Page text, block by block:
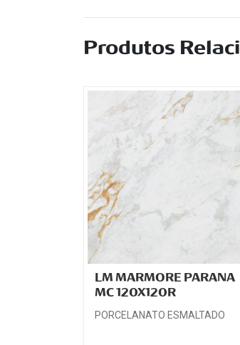
Produtos
LM MARMORE PARANA
MC 120X120R
PORCELANATO ESMALTADO